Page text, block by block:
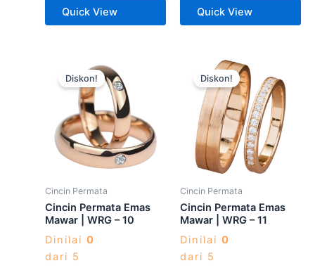
Quick View Quick View
Diskon!
Cincin Permata
Cincin Permata Emas
Mawar | WRG – 10
Dinilai 0
dari 5
Produk
ini
memiliki
beberapa
varian.
Pilihan
ini
di
halaman
Diskon!
Cincin Permata
Cincin Permata Emas
Mawar | WRG – 11
Dinilai 0
dari 5
Produk
ini
memiliki
beberapa
varian.
Pilihan
ini
di
halaman